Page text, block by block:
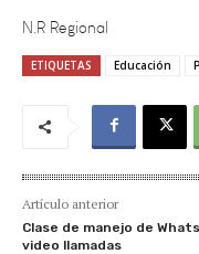
ETIQUETAS Educación
Artículo anterior
Clase de manejo de
video llamadas